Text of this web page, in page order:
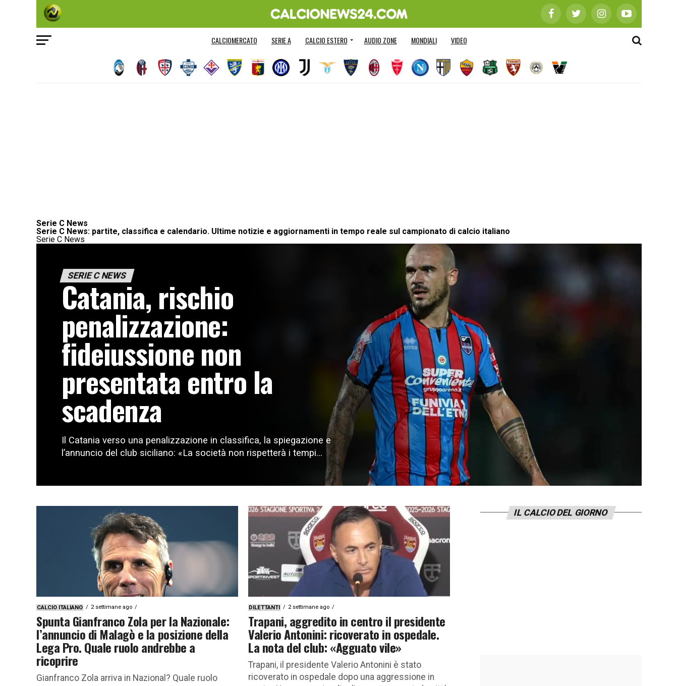
CALCIOMERCATO SERIE A CALCIO ESTERO AUDIO ZONE MONDIALI VIDEO
Serie C News
Serie C News: partite, classifica e calendario. Ultime notizie e aggiornamenti in tempo reale sul campionato di calcio italiano
Serie C News
SERIE C NEWS
Catania, rischio
penalizzazione:
fideiussione non
presentata entro la
scadenza
Il Catania verso una penalizzazione in classifica, la spiegazione e
l’annuncio del club siciliano: «La società non rispetterà i tempi...
CALCIO ITALIANO 2 settimane ago
Spunta Gianfranco Zola per la Nazionale:
l’annuncio di Malagò e la posizione della
Lega Pro. Quale ruolo andrebbe a
ricoprire
Gianfranco Zola arriva in Nazional? Quale ruolo
DILETTANTI 2 settimane ago
Trapani, aggredito in centro il presidente
Valerio Antonini: ricoverato in ospedale.
La nota del club: «Agguato vile»
Trapani, il presidente Valerio Antonini è stato
ricoverato in ospedale dopo una aggressione in
IL CALCIO DEL GIORNO